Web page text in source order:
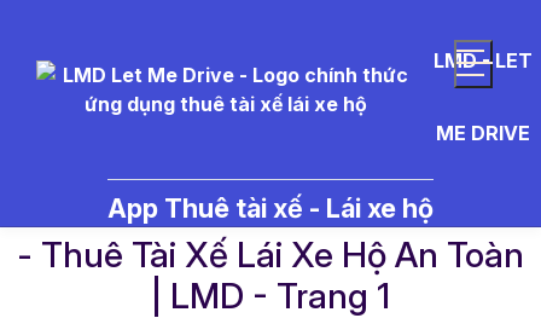
LMD - LET
ME DRIVE
App Thuê tài xế - Lái xe hộ
- Thuê Tài Xế Lái Xe Hộ An Toàn
| LMD - Trang 1​